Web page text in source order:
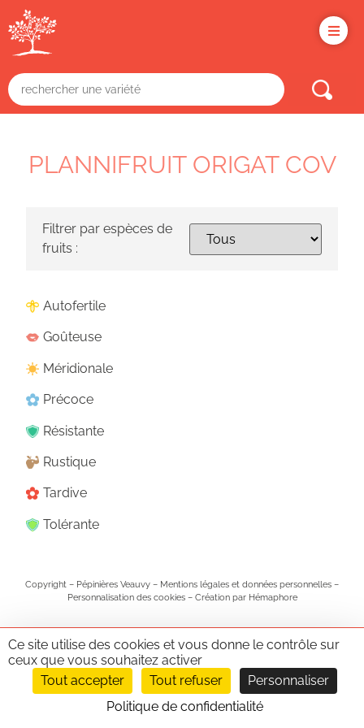
PLANNIFRUIT ORIGAT COV
Filtrer par espèces de
fruits :
Autofertile
Goûteuse
Méridionale
Précoce
Résistante
Rustique
Tardive
Tolérante
Copyright – Pépinières Veauvy – Mentions légales et données personnelles –
Personnalisation des cookies– Création par Hémaphore
Panneau de gestion des cookies
Ce site utilise des cookies et vous donne le contrôle sur
ceux que vous souhaitez activer
Tout accepter
Tout refuser
Personnaliser
Politique de confidentialité